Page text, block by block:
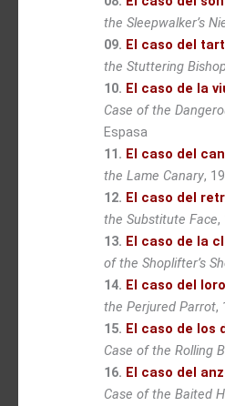
the Sleepwalker’s
09. El caso del
the Stuttering
10. El caso de la
Case of the
Espasa
11. El caso del
the Lame Canary,
12. El caso del
the Substitute Face,
13. El caso de la
of the Shoplifter’s
14. El caso del
the Perjured Parrot,
15. El caso de los
Case of the Rolling
16. El caso del
Case of the Baited